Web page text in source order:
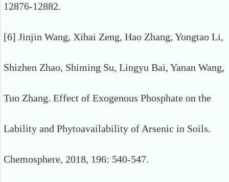
12876-12882.
[6] Jinjin Wang, Xibai Zeng, Hao Zhang, Yongtao Li,
Shizhen Zhao, Shiming Su, Lingyu Bai, Yanan Wang,
Tuo Zhang. Effect of Exogenous Phosphate on the
Lability and Phytoavailability of Arsenic in Soils.
Chemosphere, 2018, 196: 540-547.